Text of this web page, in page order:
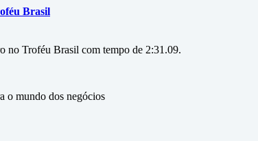
Brasil
no Troféu Brasil com tempo de 2:31.09.
o mundo dos negócios